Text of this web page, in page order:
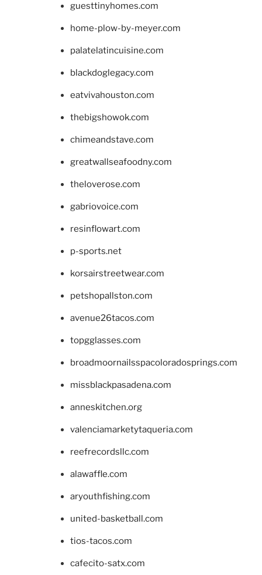
guesttinyhomes.com
home-plow-by-meyer.com
palatelatincuisine.com
blackdoglegacy.com
eatvivahouston.com
thebigshowok.com
chimeandstave.com
greatwallseafoodny.com
theloverose.com
gabriovoice.com
resinflowart.com
p-sports.net
korsairstreetwear.com
petshopallston.com
avenue26tacos.com
topgglasses.com
broadmoornailsspacoloradosprings.com
missblackpasadena.com
anneskitchen.org
valenciamarketytaqueria.com
reefrecordsllc.com
alawaffle.com
aryouthfishing.com
united-basketball.com
tios-tacos.com
cafecito-satx.com